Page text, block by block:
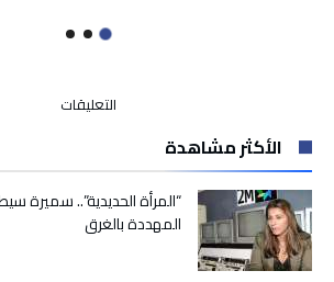
التعليقات
المياه
المعدنية
تقتل
الأكثر مشاهدة
المهددة بالغرق